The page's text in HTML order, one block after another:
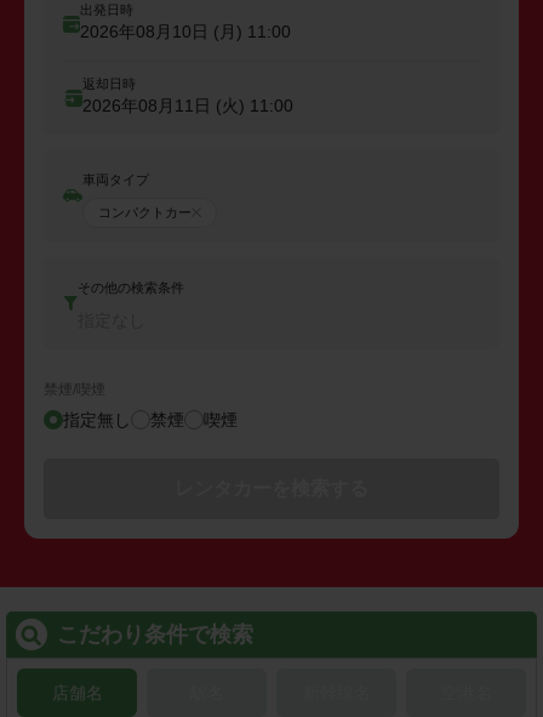
出発日時
2026年08月10日 (月) 11:00
返却日時
2026年08月11日 (火) 11:00
車両タイプ
コンパクトカー
その他の検索条件
禁煙/喫煙
指定無し 禁煙 喫煙
こだわり条件で検索
店舗名